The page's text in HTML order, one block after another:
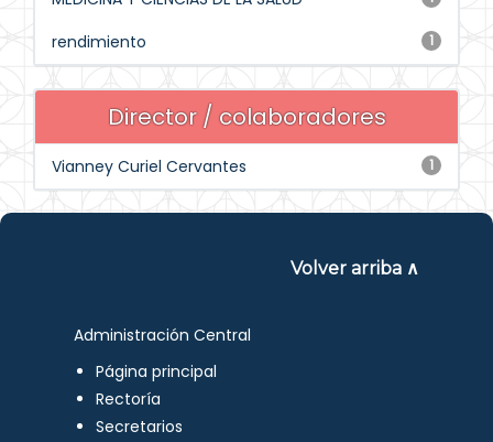
1
rendimiento
Director / colaboradores
1
Vianney Curiel Cervantes
Volver arriba ∧
Administración Central
Página principal
Rectoría
Secretarios